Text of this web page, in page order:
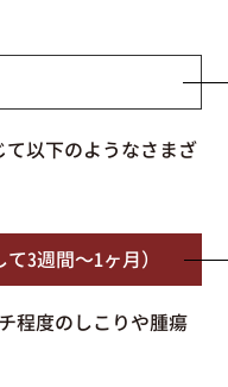
以下のようなさまざ
3週間〜1ヶ月）
程度のしこりや腫瘍